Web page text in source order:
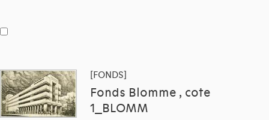
[FONDS]
Fonds Blomme , cote
1_BLOMM